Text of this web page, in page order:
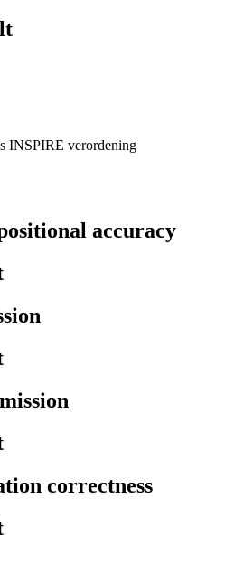
INSPIRE verordening
accuracy
correctness